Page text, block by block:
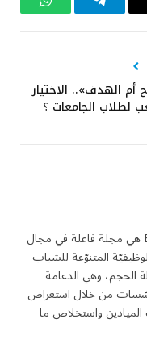
تيلقرام واتساب
أم الهدف».. الاختيار
لطلاب الجامعات ؟
مجلة رواد الأعمال Entrepreneurship KSA هي مجلة فاعلة في مجال
المتنوّعة للشباب
الحجم، وهي الدعامة
من خلال استعراض
واستخلاص ما